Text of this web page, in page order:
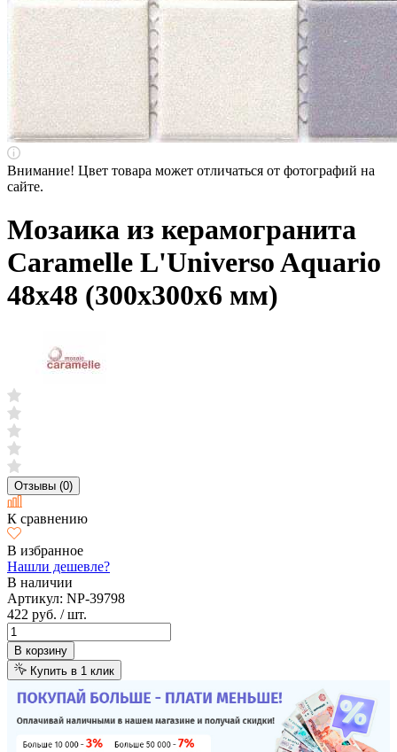
Внимание! Цвет товара может отличаться от фотографий на
сайте.
Мозаика из керамогранита
Caramelle L'Universo Aquario
48х48 (300х300х6 мм)
Отзывы (0)
К сравнению
В избранное
Нашли дешевле?
В наличии
Артикул: NP-39798
422 руб. / шт.
В корзину
Купить в 1 клик